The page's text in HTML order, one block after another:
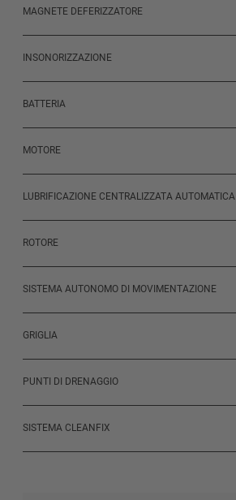
MAGNETE DEFERIZZATORE
INSONORIZZAZIONE
BATTERIA
MOTORE
LUBRIFICAZIONE CENTRALIZZATA AUTOMATICA
ROTORE
SISTEMA AUTONOMO DI MOVIMENTAZIONE
GRIGLIA
PUNTI DI DRENAGGIO
SISTEMA CLEANFIX